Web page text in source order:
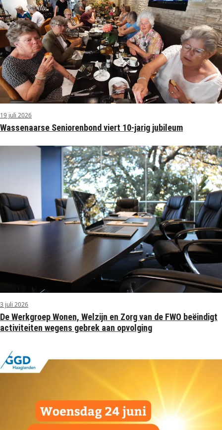
19 juli 2026
Wassenaarse Seniorenbond viert 10-jarig jubileum
3 juli 2026
De Werkgroep Wonen, Welzijn en Zorg van de FWO beëindigt
activiteiten wegens gebrek aan opvolging